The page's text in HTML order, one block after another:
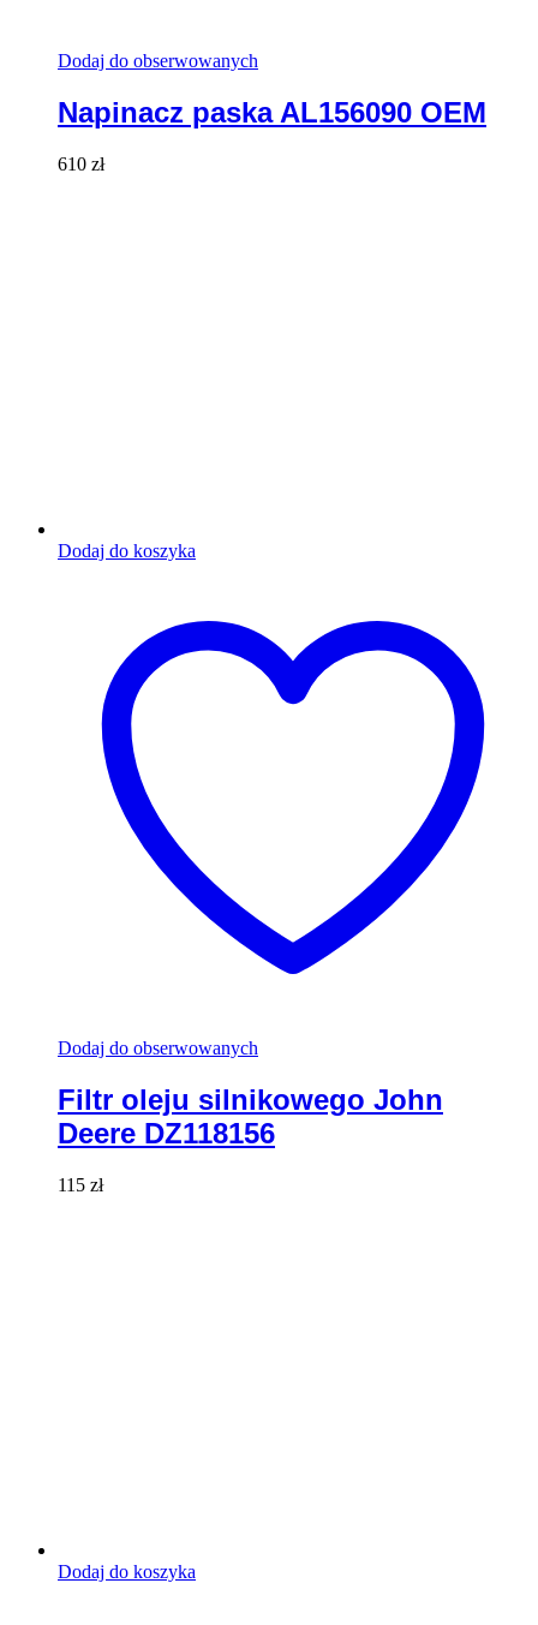
Dodaj do obserwowanych
Napinacz paska AL156090 OEM
610 zł
Dodaj do koszyka
Dodaj do obserwowanych
Filtr oleju silnikowego John
Deere DZ118156
115 zł
Dodaj do koszyka